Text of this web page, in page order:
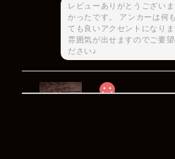
レビューありがとうござい
かったです。 アンカーは何
ても良いアクセントになり
雰囲気が出せますのでご要
ださい♪